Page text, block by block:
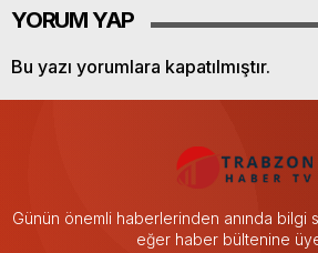
YORUM YAP
Bu yazı yorumlara kapatılmıştır.
Günün önemli haberlerinden anında bilgi
eğer haber bültenine